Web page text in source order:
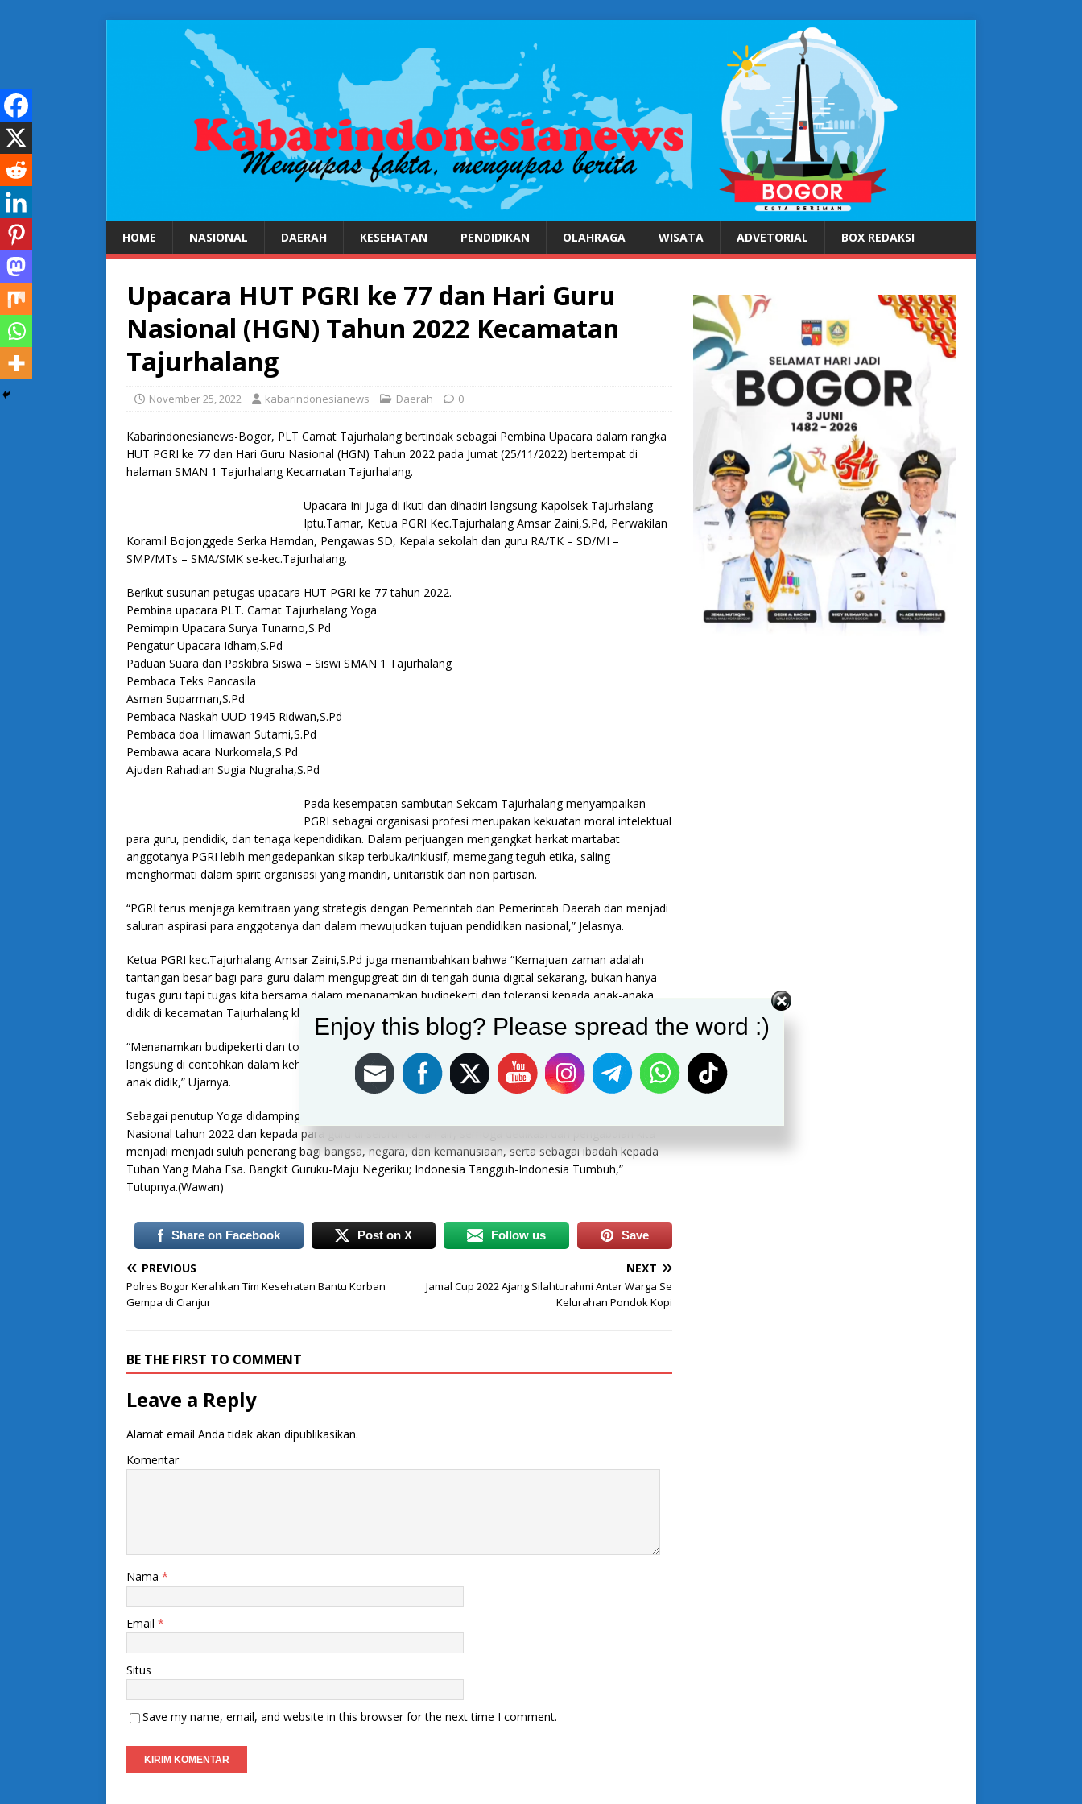
HOME NASIONAL DAERAH KESEHATAN PENDIDIKAN OLAHRAGA WISATA ADVETORIAL BOX REDAKSI
Upacara HUT PGRI ke 77 dan Hari Guru
Nasional (HGN) Tahun 2022 Kecamatan
Tajurhalang
November 25, 2022 kabarindonesianews Daerah 0
Kabarindonesianews-Bogor, PLT Camat Tajurhalang bertindak sebagai Pembina Upacara dalam rangka
HUT PGRI ke 77 dan Hari Guru Nasional (HGN) Tahun 2022 pada Jumat (25/11/2022) bertempat di
halaman SMAN 1 Tajurhalang Kecamatan Tajurhalang.
Upacara Ini juga di ikuti dan dihadiri langsung Kapolsek Tajurhalang
Iptu.Tamar, Ketua PGRI Kec.Tajurhalang Amsar Zaini,S.Pd, Perwakilan
Koramil Bojonggede Serka Hamdan, Pengawas SD, Kepala sekolah dan guru RA/TK – SD/MI –
SMP/MTs – SMA/SMK se-kec.Tajurhalang.
Berikut susunan petugas upacara HUT PGRI ke 77 tahun 2022.
Pembina upacara PLT. Camat Tajurhalang Yoga
Pemimpin Upacara Surya Tunarno,S.Pd
Pengatur Upacara Idham,S.Pd
Paduan Suara dan Paskibra Siswa – Siswi SMAN 1 Tajurhalang
Pembaca Teks Pancasila
Asman Suparman,S.Pd
Pembaca Naskah UUD 1945 Ridwan,S.Pd
Pembaca doa Himawan Sutami,S.Pd
Pembawa acara Nurkomala,S.Pd
Ajudan Rahadian Sugia Nugraha,S.Pd
Pada kesempatan sambutan Sekcam Tajurhalang menyampaikan
PGRI sebagai organisasi profesi merupakan kekuatan moral intelektual
para guru, pendidik, dan tenaga kependidikan. Dalam perjuangan mengangkat harkat martabat
anggotanya PGRI lebih mengedepankan sikap terbuka/inklusif, memegang teguh etika, saling
menghormati dalam spirit organisasi yang mandiri, unitaristik dan non partisan.
“PGRI terus menjaga kemitraan yang strategis dengan Pemerintah dan Pemerintah Daerah dan menjadi
saluran aspirasi para anggotanya dan dalam mewujudkan tujuan pendidikan nasional,” Jelasnya.
Ketua PGRI kec.Tajurhalang Amsar Zaini,S.Pd juga menambahkan bahwa “Kemajuan zaman adalah
tantangan besar bagi para guru dalam mengupgreat diri di tengah dunia digital sekarang, bukan hanya
tugas guru tapi tugas kita bersama dalam menanamkan budipekerti dan toleransi kepada anak-anaka
didik di kecamatan Tajurhalang khususnya dan di Jawa Barat umumnya”.
“Menanamkan budipekerti dan toleransi ini bukan hanya sekedar di ajarkan lewat materi tapi juga
langsung di contohkan dalam kehidupan sehari-hari sehingga dapat dengan mudah di plajari oleh anak
anak didik,” Ujarnya.
Sebagai penutup Yoga didampingi Amsar Zaini mengucapkan “Selamat HUT ke-77 PGRI dan Hari Guru
Nasional tahun 2022 dan kepada para guru di seluruh tanah air, semoga dedikasi dan pengabdian kita
menjadi menjadi suluh penerang bagi bangsa, negara, dan kemanusiaan, serta sebagai ibadah kepada
Tuhan Yang Maha Esa. Bangkit Guruku-Maju Negeriku; Indonesia Tangguh-Indonesia Tumbuh,”
Tutupnya.(Wawan)
Share on Facebook Post on X Follow us Save
PREVIOUS
Polres Bogor Kerahkan Tim Kesehatan Bantu Korban
Gempa di Cianjur
NEXT
Jamal Cup 2022 Ajang Silahturahmi Antar Warga Se
Kelurahan Pondok Kopi
BE THE FIRST TO COMMENT
Leave a Reply
Alamat email Anda tidak akan dipublikasikan.
Komentar
Nama *
Email *
Situs
Save my name, email, and website in this browser for the next time I comment.
Enjoy this blog? Please spread the word :)